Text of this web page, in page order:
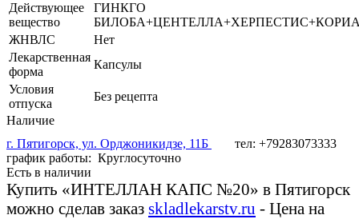
Действующее
вещество
ГИНКГО
ЖНВЛС
Нет
Лекарственная
форма
Капсулы
Условия
отпуска
Без рецепта
Наличие
г. Пятигорск, ул. Орджоникидзе, 11Б
тел: +79283073333
график работы: Круглосуточно
Есть в наличии
Купить «ИНТЕЛЛАН КАПС №20» в Пятигорск
можно сделав заказ skladlekarstv.ru - Цена на